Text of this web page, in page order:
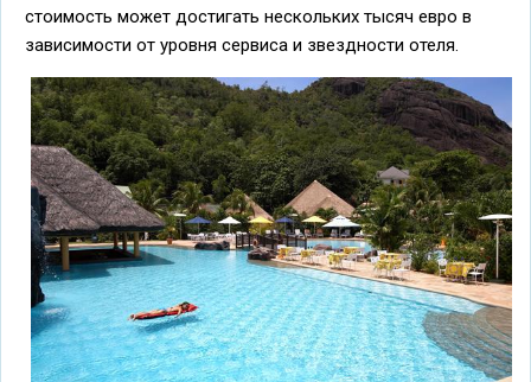
стоимость может достигать нескольких тысяч евро в
зависимости от уровня сервиса и звездности отеля.